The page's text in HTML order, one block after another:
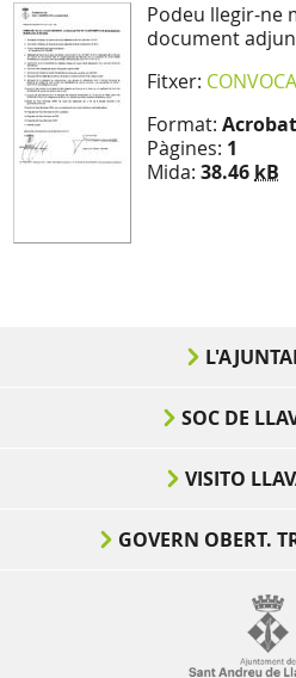
Podeu llegir-ne
document
Fitxer:
Format:
Pàgines: 1
Mida: 38.46 kB
SOC DE
VISITO
GOVERN OBERT.